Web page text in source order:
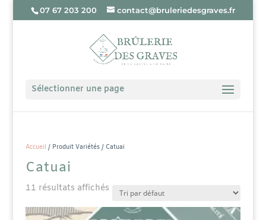
07 67 203 200 contact@bruleriedesgraves.fr
Sélectionner une page
Accueil / Produit Variétés / Catuai
Catuai
11 résultats affichés